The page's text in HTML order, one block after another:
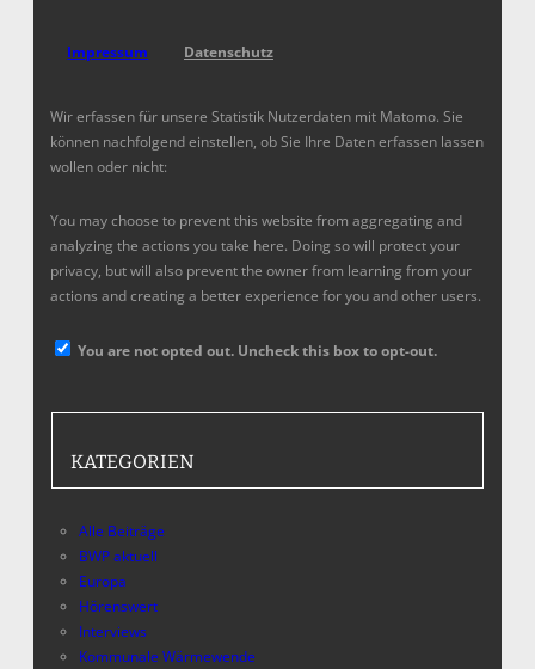
Impressum Datenschutz
Wir erfassen für unsere Statistik Nutzerdaten mit Matomo. Sie
können nachfolgend einstellen, ob Sie Ihre Daten erfassen lassen
wollen oder nicht:
You may choose to prevent this website from aggregating and
analyzing the actions you take here. Doing so will protect your
privacy, but will also prevent the owner from learning from your
actions and creating a better experience for you and other users.
You are not opted out. Uncheck this box to opt-out.
KATEGORIEN
Alle Beiträge
BWP aktuell
Europa
Hörenswert
Interviews
Kommunale Wärmewende